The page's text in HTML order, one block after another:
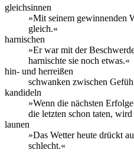
gleichsinnen
»Mit seinem gewinnenden
gleich.«
harnischen
»Er war mit der
harnischte sie noch etwas.«
hin- und herreißen
schwanken zwischen
kandideln
»Wenn die nächsten
die letzten schon taten,
launen
»Das Wetter heute drückt
schlecht.«